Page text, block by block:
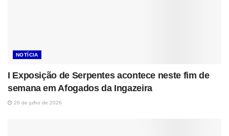
NOTÍCIA
I Exposição de Serpentes acontece neste fim de
semana em Afogados da Ingazeira
26 de julho de 2026